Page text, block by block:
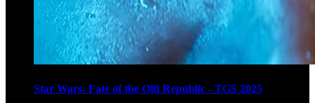
Star Wars: Fate of the Old Republic - TGS 2025